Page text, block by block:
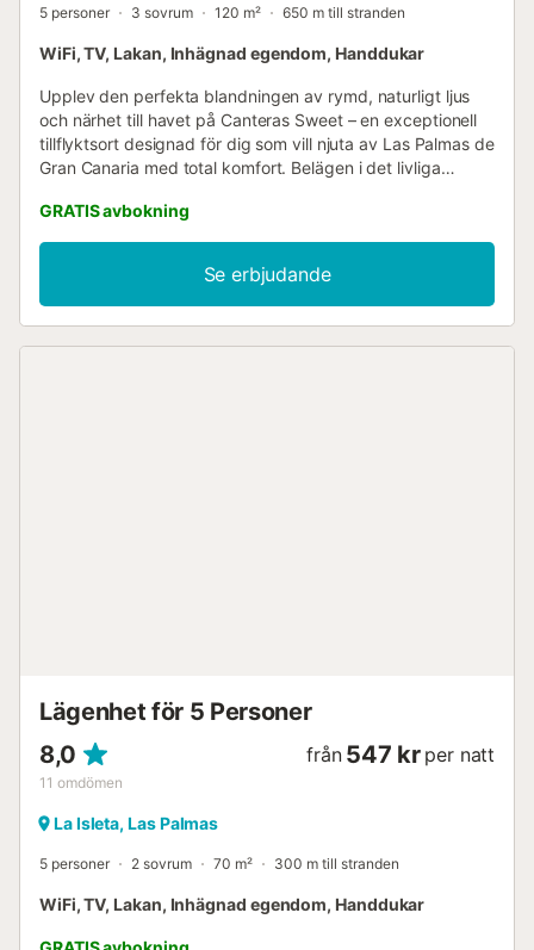
5 personer 3 sovrum 120 m² 650 m till stranden
WiFi, TV, Lakan, Inhägnad egendom, Handdukar
Upplev den perfekta blandningen av rymd, naturligt ljus
och närhet till havet på Canteras Sweet – en exceptionell
tillflyktsort designad för dig som vill njuta av Las Palmas de
Gran Canaria med total komfort. Belägen i det livliga
ikoniska stranden Las Canteras, erbjuder denna ljusa tre
sovrums lägenhet en modern, välkomnande miljö där varje
detalj är utformad för din avkoppling. Njut av ett fullt
utrustat kök, höghastighets-Wi-Fi för alla dina online-
behov, och enkel tillgång till viktiga platser som Santa
GRATIS avbokning
Se erbjudande
Lägenhet för 5 Personer
8,0
11 omdömen
från 547 kr per natt
La Isleta, Las Palmas
5 personer 2 sovrum 70 m² 300 m till stranden
WiFi, TV, Lakan, Inhägnad egendom, Handdukar